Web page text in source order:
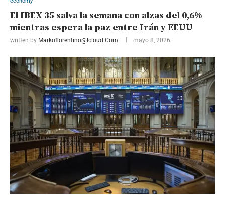
El IBEX 35 salva la semana con alzas del 0,6%
mientras espera la paz entre Irán y EEUU
written by Markoflorentino@icloud.com mayo 8, 2026